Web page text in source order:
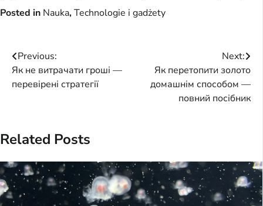
Posted in Nauka,Technologie i gadżety
Post
navigation
Previous:
Як не витрачати гроші —
перевірені стратегії
Next:
Як перетопити золото
домашнім способом —
повний посібник
Related Posts